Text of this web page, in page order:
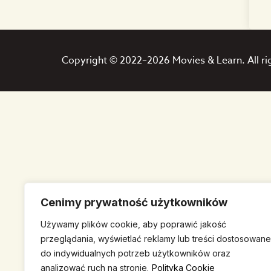
Cenimy prywatność użytkowników
Używamy plików cookie, aby poprawić jakość
przeglądania, wyświetlać reklamy lub treści dostosowane
do indywidualnych potrzeb użytkowników oraz
analizować ruch na stronie. Polityka Cookie
Copyright © 2022–2026 Movies & Learn. All